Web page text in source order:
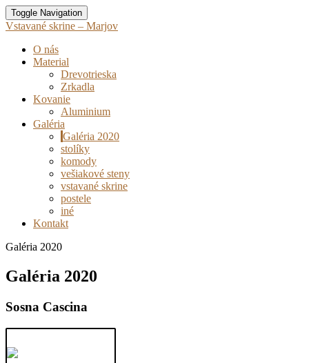
Toggle Navigation
Vstavané skrine – Marjov
O nás
Material
Drevotrieska
Zrkadla
Kovanie
Aluminium
Galéria
Galéria 2020
stolíky
komody
vešiakové steny
vstavané skrine
postele
iné
Kontakt
Galéria 2020
Galéria 2020
Sosna Cascina